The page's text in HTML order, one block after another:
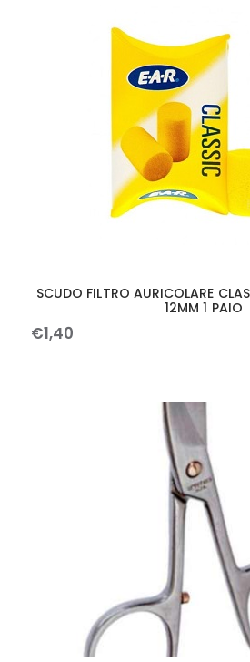
SCUDO FILTRO AURICOLARE
12MM 1 PAIO
€1,40